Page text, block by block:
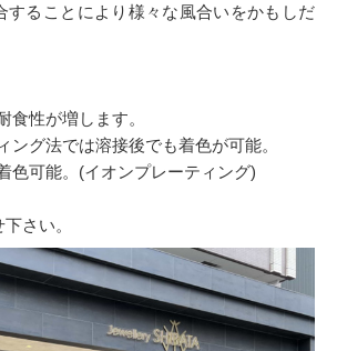
設計士インタビュー
することにより様々な風合いをかもしだ
食性が増します。
ング法では溶接後でも着色が可能。
色可能。(イオンプレーティング)
さい。